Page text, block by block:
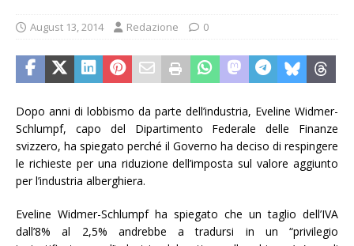
August 13, 2014 Redazione 0
Dopo anni di lobbismo da parte dell’industria, Eveline Widmer-
Schlumpf, capo del Dipartimento Federale delle Finanze
svizzero, ha spiegato perché il Governo ha deciso di respingere
le richieste per una riduzione dell’imposta sul valore aggiunto
per l’industria alberghiera.
Eveline Widmer-Schlumpf ha spiegato che un taglio dell’IVA
dall’8% al 2,5% andrebbe a tradursi in un “privilegio